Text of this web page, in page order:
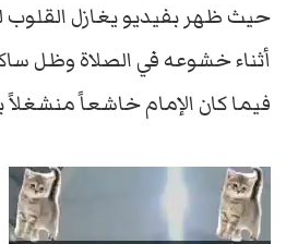
حيث ظهر بفيديو يغازل
أثناء خشوعه في الصلاة وظل
فيما كان الإمام خاشعاً منشغلاً